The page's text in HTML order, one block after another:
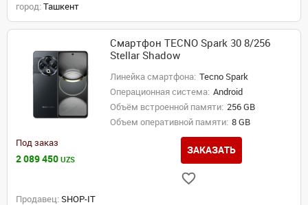
город: Ташкент
Смартфон TECNO Spark 30 8/256
Stellar Shadow
Линейка смартфона: Tecno Spark
Операционная система: Android
Объём встроенной памяти: 256 GB
Объем оперативной памяти: 8 GB
Под заказ
2 089 450 UZS
ЗАКАЗАТЬ
Продавец: SHOP-IT